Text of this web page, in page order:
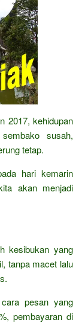
2017, kehidupan
susah,
tetap.
hari kemarin
akan menjadi
kesibukan yang
tanpa macet lalu
pesan yang
pembayaran di